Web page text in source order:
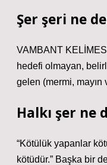
Şer şeri ne
VAMBANT
hedefi olmayan,
gelen (mermi, mayın
Halkı şer ne
“Kötülük yapanlar
kötüdür.” Başka bir